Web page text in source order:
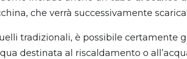
che verrà successivamente
tradizionali, è possibile certamente
destinata al riscaldamento o